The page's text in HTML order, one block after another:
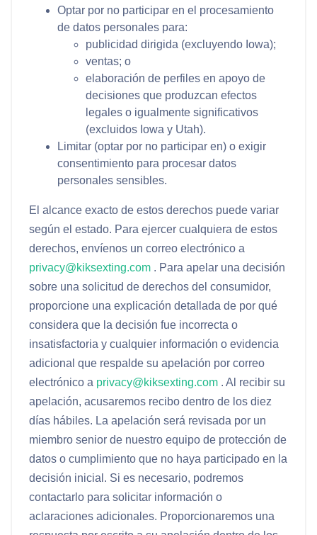
Optar por no participar en el procesamiento
de datos personales para:
publicidad dirigida (excluyendo Iowa);
ventas; o
elaboración de perfiles en apoyo de
decisiones que produzcan efectos
legales o igualmente significativos
(excluidos Iowa y Utah).
Limitar (optar por no participar en) o exigir
consentimiento para procesar datos
personales sensibles.
El alcance exacto de estos derechos puede variar
según el estado. Para ejercer cualquiera de estos
derechos, envíenos un correo electrónico a
privacy@kiksexting.com . Para apelar una decisión
sobre una solicitud de derechos del consumidor,
proporcione una explicación detallada de por qué
considera que la decisión fue incorrecta o
insatisfactoria y cualquier información o evidencia
adicional que respalde su apelación por correo
electrónico a privacy@kiksexting.com . Al recibir su
apelación, acusaremos recibo dentro de los diez
días hábiles. La apelación será revisada por un
miembro senior de nuestro equipo de protección de
datos o cumplimiento que no haya participado en la
decisión inicial. Si es necesario, podremos
contactarlo para solicitar información o
aclaraciones adicionales. Proporcionaremos una